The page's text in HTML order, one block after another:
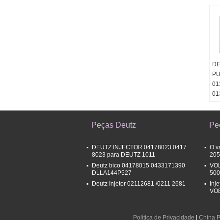
Peças Deutz
DEUTZ INJECTOR 04178023 0417
8023 para DEUTZ 1011
Deutz bico 04178015 0433171390
DLLA144P527
Deutz Injetor 02112681 /0211 2681
O
Política de Privacidade | China